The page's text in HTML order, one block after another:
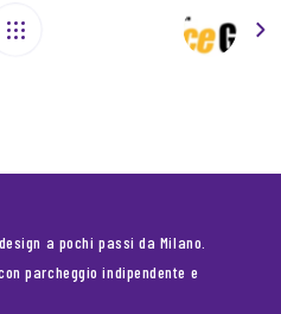
a pochi passi da Milano.
parcheggio indipendente e